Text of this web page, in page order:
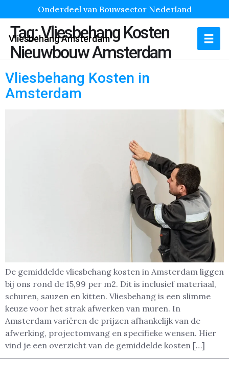
Onderdeel van Bouwsector Nederland
Vliesbehang Amsterdam
Tag:Vliesbehang Kosten
Nieuwbouw Amsterdam
Vliesbehang Kosten in
Amsterdam
De gemiddelde vliesbehang kosten in Amsterdam liggen
bij ons rond de 15,99 per m2. Dit is inclusief materiaal,
schuren, sauzen en kitten. Vliesbehang is een slimme
keuze voor het strak afwerken van muren. In
Amsterdam variëren de prijzen afhankelijk van de
afwerking, projectomvang en specifieke wensen. Hier
vind je een overzicht van de gemiddelde kosten […]